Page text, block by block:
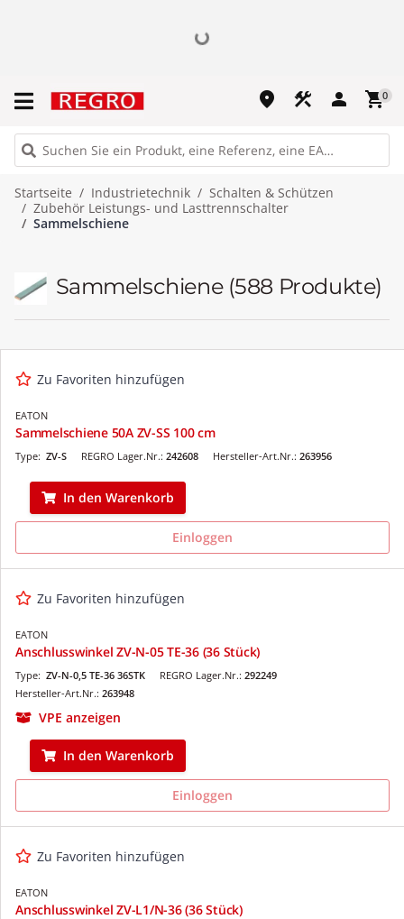
place construction person shopping_cart0
Startseite Industrietechnik
Schalten & Schützen
Zubehör Leistungs- und Lasttrennschalter
Sammelschiene
Sammelschiene (588 Produkte)
Zu Favoriten hinzufügen
EATON
Sammelschiene 50A ZV-SS 100 cm
REGRO Lager.Nr.: 242608
Type: ZV-S Hersteller-Art.Nr.: 263956
In den Warenkorb
Einloggen
Zu Favoriten hinzufügen
EATON
Anschlusswinkel ZV-N-05 TE-36 (36 Stück)
REGRO Lager.Nr.: 292249
Type: ZV-N-0,5 TE-36 36STK
Hersteller-Art.Nr.: 263948
VPE anzeigen
In den Warenkorb
Einloggen
Zu Favoriten hinzufügen
EATON
Anschlusswinkel ZV-L1/N-36 (36 Stück)